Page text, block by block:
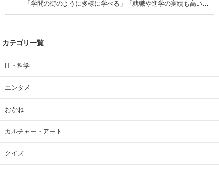
「学問の街のように多様に学べる」「就職や進学の実績も高い」
| 大学 ねとらぼリサーチ
カテゴリ一覧
IT・科学
エンタメ
おかね
カルチャー・アート
クイズ